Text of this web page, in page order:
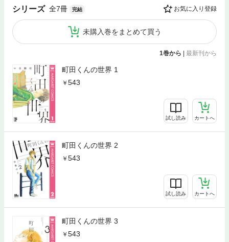
シリーズ 全7冊 完結 お気に入り登録
未購入巻をまとめて買う
1巻から 最新刊から
町田くんの世界 1
543
試し読み カートへ
町田くんの世界 2
543
試し読み カートへ
町田くんの世界 3
543